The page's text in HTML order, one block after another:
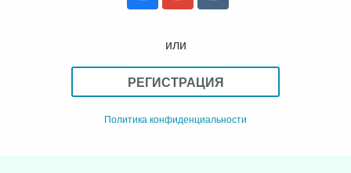
или
РЕГИСТРАЦИЯ
Политика конфиденциальности